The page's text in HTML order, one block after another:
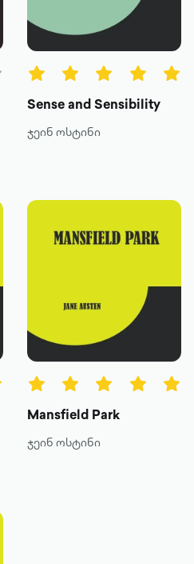
Sense and Sensibility
ჯეინ ოსტინი
Mansfield Park
ჯეინ ოსტინი